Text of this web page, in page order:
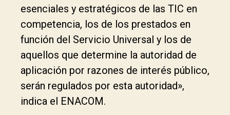
esenciales y estratégicos de las TIC en
competencia, los de los prestados en
función del Servicio Universal y los de
aquellos que determine la autoridad de
aplicación por razones de interés público,
serán regulados por esta autoridad»,
indica el ENACOM.